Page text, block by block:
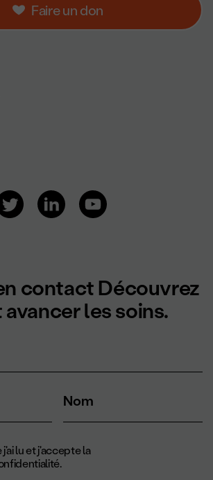
Faire un don
de page.
sociaux.
contact Découvrez
les soins.
Nom
lu et j'accepte la
.